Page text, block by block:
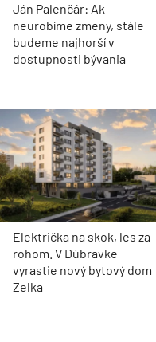
Ján Palenčár: Ak
neurobíme zmeny, stále
budeme najhorší v
dostupnosti bývania
Električka na skok, les za
rohom. V Dúbravke
vyrastie nový bytový dom
Zelka